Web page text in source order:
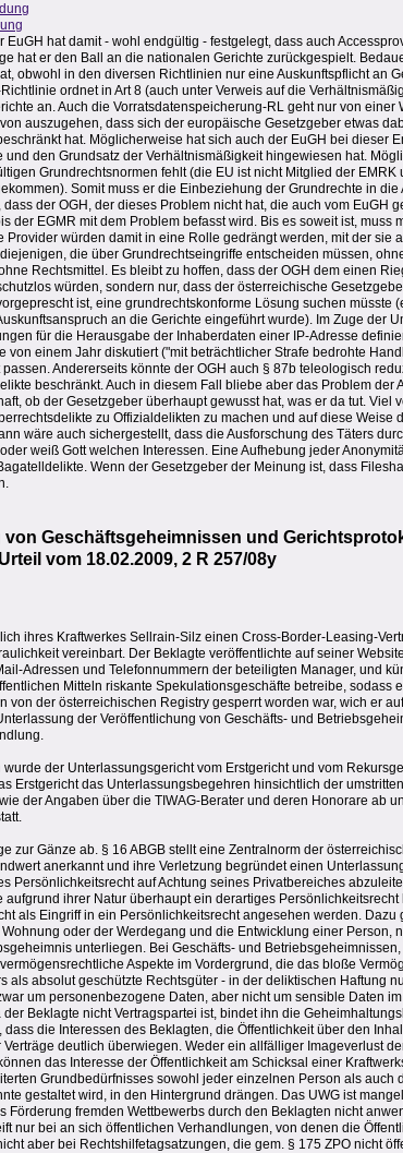
EuGH hat damit - wohl endgültig - festgelegt, dass auch
hat er den Ball an die nationalen Gerichte zurückgespielt.
obwohl in den diversen Richtlinien nur eine Auskunftspflicht an
ordnet in Art 8 (auch unter Verweis auf die
an. Auch die Vorratsdatenspeicherung-RL geht nur von
auszugehen, dass sich der europäische Gesetzgeber etwas
hat. Möglicherweise hat sich auch der EuGH bei dieser
und den Grundsatz der Verhältnismäßigkeit hingewiesen hat.
Grundrechtsnormen fehlt (die EU ist nicht Mitglied der
Somit muss er die Einbeziehung der Grundrechte in
dass der OGH, der dieses Problem nicht hat, die auch vom EuGH
der EGMR mit dem Problem befasst wird. Bis es soweit ist,
Provider würden damit in eine Rolle gedrängt werden, mit der sie
die über Grundrechtseingriffe entscheiden müssen,
Rechtsmittel. Es bleibt zu hoffen, dass der OGH dem einen
würden, sondern nur, dass der österreichische
ist, eine grundrechtskonforme Lösung suchen müsste
an die Gerichte eingeführt wurde). Im Zuge der
für die Herausgabe der Inhaberdaten einer IP-Adresse
von einem Jahr diskutiert ("mit beträchtlicher Strafe bedrohte
Andererseits könnte der OGH auch § 87b teleologisch
beschränkt. Auch in diesem Fall bliebe aber das Problem der
ob der Gesetzgeber überhaupt gewusst hat, was er da tut.
zu Offizialdelikten zu machen und auf diese Weise
wäre auch sichergestellt, dass die Ausforschung des Täters
weiß Gott welchen Interessen. Eine Aufhebung jeder
Wenn der Gesetzgeber der Meinung ist, dass
Geschäftsgeheimnissen und
vom 18.02.2009, 2 R 257/08y
ihres Kraftwerkes Sellrain-Silz einen Cross-Border-Leasing-
vereinbart. Der Beklagte veröffentlichte auf seiner
Adressen und Telefonnummern der beteiligten Manager, und
Mitteln riskante Spekulationsgeschäfte betreibe, sodass
von der österreichischen Registry gesperrt worden war, wich er
der Veröffentlichung von Geschäfts- und
wurde der Unterlassungsgericht vom Erstgericht und vom
Erstgericht das Unterlassungsbegehren hinsichtlich der
der Angaben über die TIWAG-Berater und deren Honorare ab
zur Gänze ab. § 16 ABGB stellt eine Zentralnorm der
anerkannt und ihre Verletzung begründet einen
Persönlichkeitsrecht auf Achtung seines Privatbereiches
aufgrund ihrer Natur überhaupt ein derartiges
als Eingriff in ein Persönlichkeitsrecht angesehen werden.
oder der Werdegang und die Entwicklung einer Person,
unterliegen. Bei Geschäfts- und
Aspekte im Vordergrund, die das bloße
als absolut geschützte Rechtsgüter - in der deliktischen Haftung
um personenbezogene Daten, aber nicht um sensible Daten
der Beklagte nicht Vertragspartei ist, bindet ihn die
dass die Interessen des Beklagten, die Öffentlichkeit über den
deutlich überwiegen. Weder ein allfälliger Imageverlust
das Interesse der Öffentlichkeit am Schicksal einer
Grundbedürfnisses sowohl jeder einzelnen Person als auch
gestaltet wird, in den Hintergrund drängen. Das UWG ist
Förderung fremden Wettbewerbs durch den Beklagten nicht
nur bei an sich öffentlichen Verhandlungen, von denen die
aber bei Rechtshilfetagsatzungen, die gem. § 175 ZPO nicht